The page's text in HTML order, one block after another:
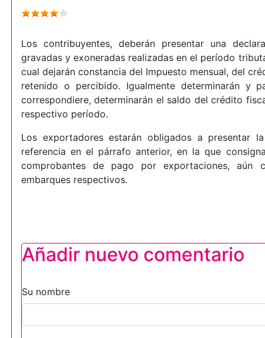
Los contribuyentes, deberán presentar una
gravadas y exoneradas realizadas en el período
cual dejarán constancia del Impuesto mensual, del
retenido o percibido. Igualmente determinarán y
correspondiere, determinarán el saldo del crédito
respectivo período.
Los exportadores estarán obligados a presentar
referencia en el párrafo anterior, en la que
comprobantes de pago por exportaciones, aún
embarques respectivos.
Añadir nuevo comentario
Su nombre